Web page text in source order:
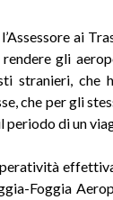
ai
gli
stranieri, che
che per gli
periodo di un
Foggia